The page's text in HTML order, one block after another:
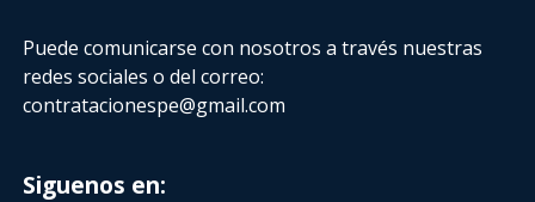
Puede comunicarse con nosotros a través nuestras
redes sociales o del correo:
contratacionespe@gmail.com
Siguenos en: